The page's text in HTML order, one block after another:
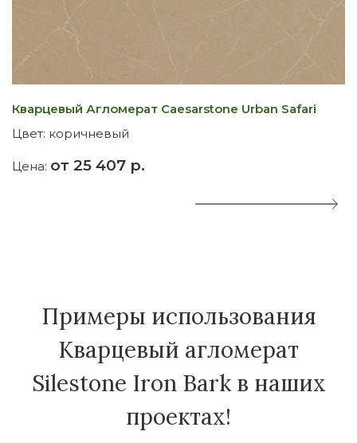
Кварцевый Агломерат Caesarstone Urban Safari
Цвет: коричневый
Цена: от 25 407 р.
Примеры использования
Кварцевый агломерат
Silestone Iron Bark в наших
проектах!